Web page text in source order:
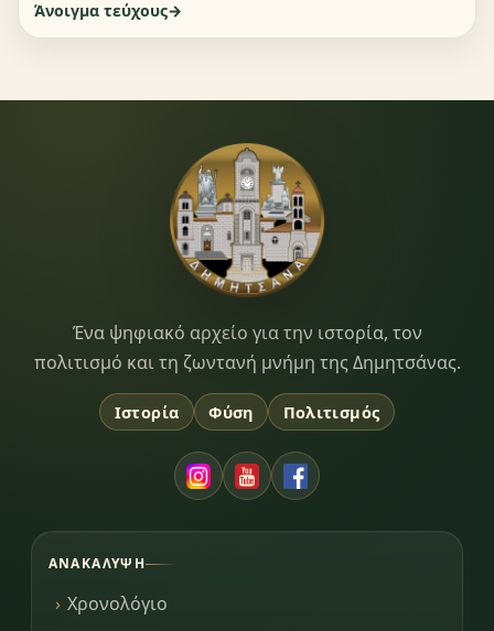
Άνοιγμα τεύχους
Dimitsana.gr
Ένα ψηφιακό αρχείο για την ιστορία, τον
πολιτισμό και τη ζωντανή μνήμη της Δημητσάνας.
Ιστορία Φύση Πολιτισμός
ΑΝΑΚΆΛΥΨΗ
Χρονολόγιο